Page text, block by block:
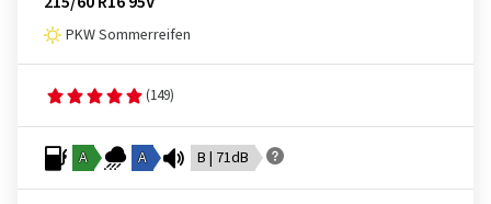
PKW Sommerreifen
(149)
A A B | 71dB